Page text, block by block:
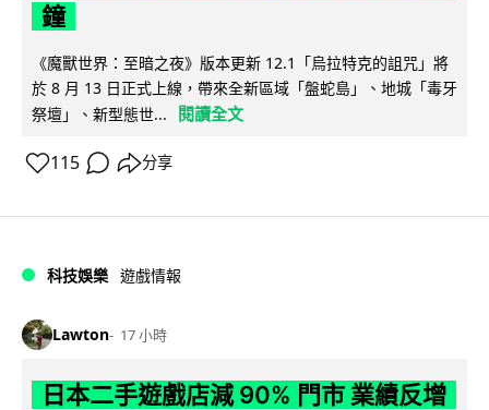
鐘
《魔獸世界：至暗之夜》版本更新 12.1「烏拉特克的詛咒」將
於 8 月 13 日正式上線，帶來全新區域「盤蛇島」、地城「毒牙
祭壇」、新型態世...
閱讀全文
115 分享
科技娛樂 遊戲情報
Lawton 17 小時
日本二手遊戲店減 90% 門市 業績反增